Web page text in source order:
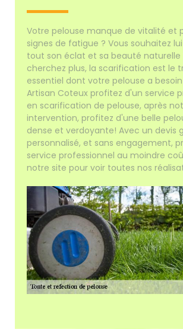
Votre pelouse manque de vitalité et
signes de fatigue ? Vous souhaitez
tout son éclat et sa beauté naturelle
cherchez plus, la scarification est le
essentiel dont votre pelouse a
Artisan Coteux profitez d'un service
en scarification de pelouse, après
intervention, profitez d'une belle
dense et verdoyante! Avec un devis
personnalisé, et sans engagement,
service professionnel au moindre
notre site pour voir toutes nos